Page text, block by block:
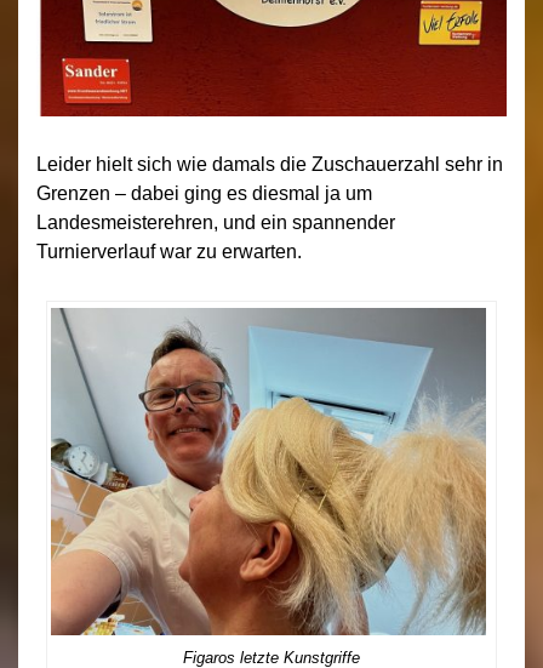
Leider hielt sich wie damals die Zuschauerzahl sehr in
Grenzen – dabei ging es diesmal ja um
Landesmeisterehren, und ein spannender
Turnierverlauf war zu erwarten.
Figaros letzte Kunstgriffe